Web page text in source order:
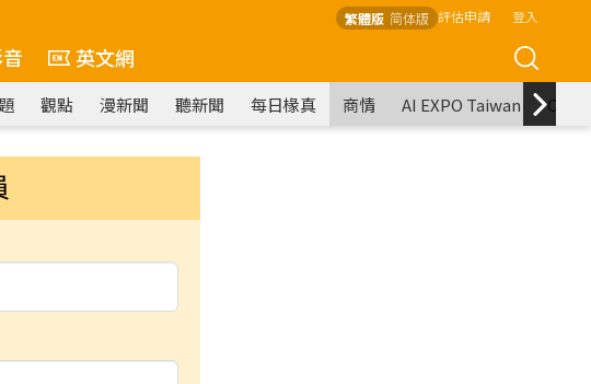
繁體版 简体版 評估申請 登入
英文網
觀點 漫新聞 聽新聞 每日椽真 商情 AI EXPO Taiwan